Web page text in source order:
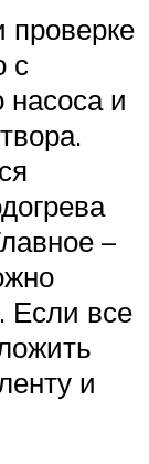
проверке
с
и
–
Если все
и